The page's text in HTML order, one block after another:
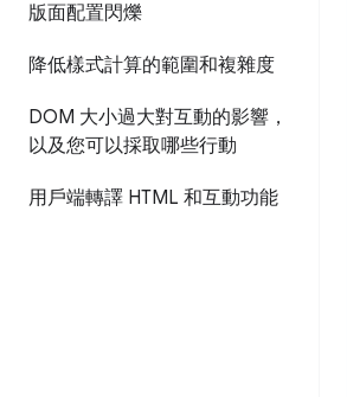
版面配置閃爍
降低樣式計算的範圍和複雜度
DOM 大小過大對互動的影響，
以及您可以採取哪些行動
用戶端轉譯 HTML 和互動功能